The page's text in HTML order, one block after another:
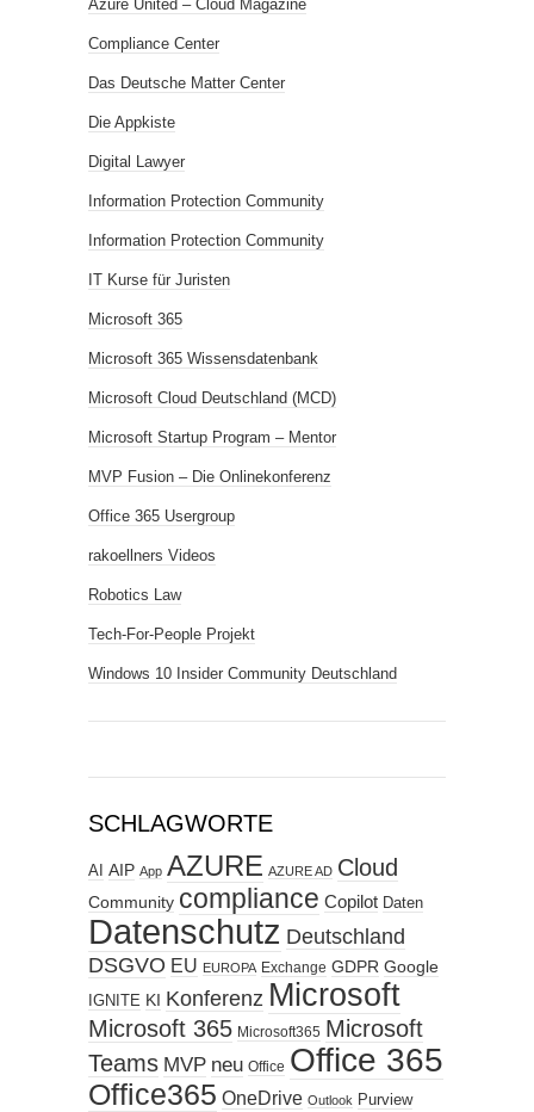
Azure United – Cloud Magazine
Compliance Center
Das Deutsche Matter Center
Die Appkiste
Digital Lawyer
Information Protection Community
Information Protection Community
IT Kurse für Juristen
Microsoft 365
Microsoft 365 Wissensdatenbank
Microsoft Cloud Deutschland (MCD)
Microsoft Startup Program – Mentor
MVP Fusion – Die Onlinekonferenz
Office 365 Usergroup
rakoellners Videos
Robotics Law
Tech-For-People Projekt
Windows 10 Insider Community Deutschland
SCHLAGWORTE
AI AIP App AZURE AZURE AD Cloud
Community compliance Copilot Daten
Datenschutz Deutschland
DSGVO EU EUROPA Exchange GDPR Google
IGNITE KI Konferenz Microsoft
Microsoft 365 Microsoft365 Microsoft
Teams MVP neu Office Office 365
Office365 OneDrive Outlook Purview